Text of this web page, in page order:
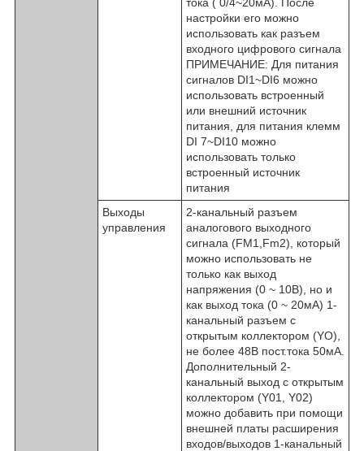
настройки его можно
использовать как разъем
входного цифрового сигнала
ПРИМЕЧАНИЕ: Для питания
сигналов DI1~DI6 можно
использовать встроенный
или внешний источник
питания, для питания клемм
DI 7~DI10 можно
использовать только
встроенный источник
питания
Выходы
управления
2-канальный разъем
аналогового выходного
сигнала (FM1,Fm2), который
можно использовать не
только как выход
напряжения (0 ~ 10В), но и
как выход тока (0 ~ 20мА) 1-
канальный разъем с
открытым коллектором (YO),
не более 48В пост.тока 50мА.
Дополнительный 2-
канальный выход с открытым
коллектором (Y01, Y02)
можно добавить при помощи
внешней платы расширения
входов/выходов 1-канальный